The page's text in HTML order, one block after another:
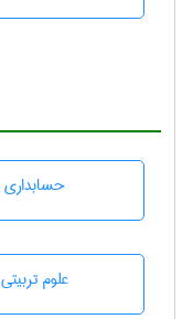
حسابداری
علوم تربيتی